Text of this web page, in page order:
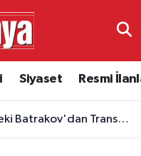
Siyaset Resmi
Transfer Açıklaması